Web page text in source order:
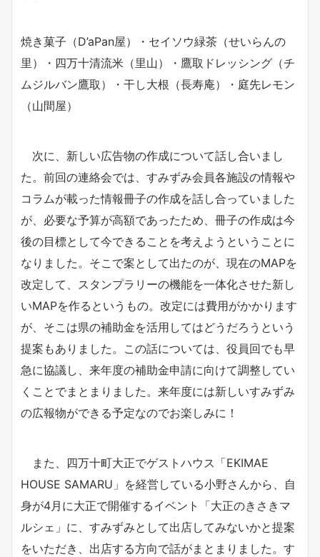
焼き菓子（D’aPan屋）・セイソウ緑茶（せいらんの
里）・四万十清流米（里山）・鷹取ドレッシング（チ
ムジルバン鷹取）・干し大根（長寿庵）・庭先レモン
（山間屋）
次に、新しい広告物の作成について話し合いまし
た。前回の連絡会では、すみずみ会員各施設の情報や
コラムが載った情報冊子の作成を話し合っていました
が、必要な予算が高額であったため、冊子の作成は今
後の目標として今できることを考えようということに
なりました。そこで案として出たのが、現在のMAPを
改定して、スタンプラリーの機能を一体化させた新し
いMAPを作るというもの。改定には費用がかかります
が、そこは県の補助金を活用してはどうだろうという
提案もありました。この話については、役員回でも早
急に協議し、来年度の補助金申請に向けて調整してい
くことでまとまりました。来年度には新しいすみずみ
の広報物ができる予定なのでお楽しみに！
また、四万十町大正でゲストハウス「EKIMAE
HOUSE SAMARU」を経営している小野さんから、自
身が4月に大正で開催するイベント「大正のきさきマ
ルシェ」に、すみずみとして出店してみないかと提案
をいただき、出店する方向で話がまとまりました。す